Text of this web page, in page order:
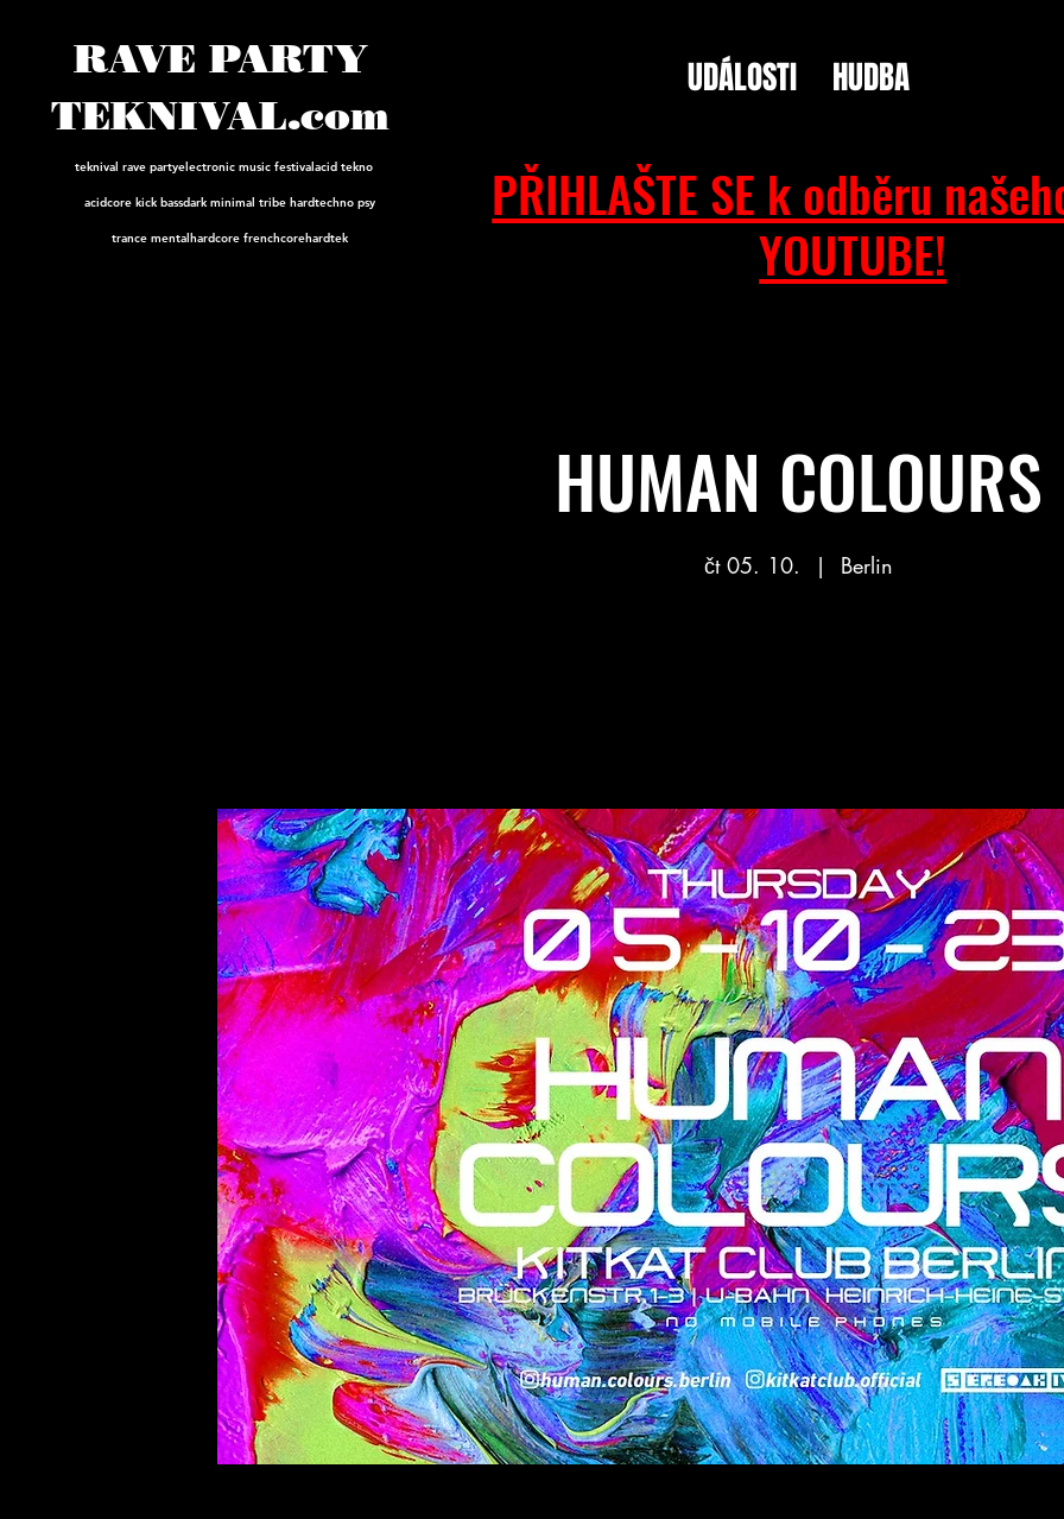
RAVE PARTY
TEKNIVAL.com
teknival rave partyelectronic music festivalacid tekno
acidcore kick bassdark minimal tribe hardtechno psy
trance mentalhardcore frenchcorehardtek
PŘIHLAŠTE SE k odběru
YOUTUBE!
UDÁLOSTI HUDBA
HUMAN COLOURS
čt 05. 10.
  |
Berlin